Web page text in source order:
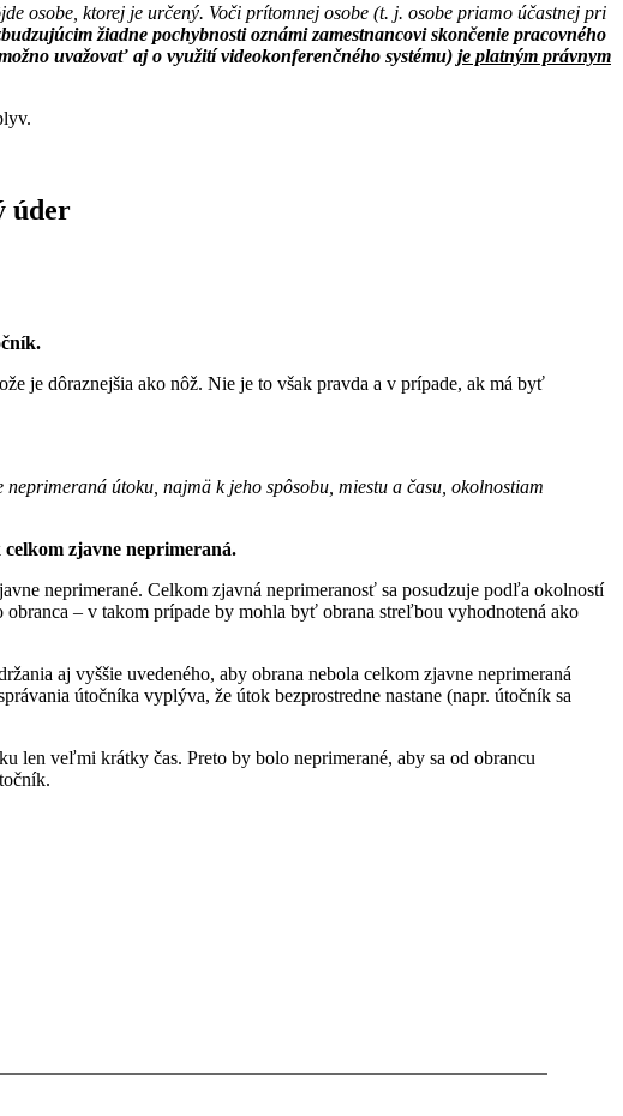
osobe, ktorej je určený. Voči prítomnej osobe (t. j. osobe priamo účastnej pri
žiadne pochybnosti oznámi zamestnancovi skončenie pracovného
uvažovať aj o využití videokonferenčného systému) je platným právnym
úder
je dôraznejšia ako nôž. Nie je to však pravda a v prípade, ak má byť
útoku, najmä k jeho spôsobu, miestu a času, okolnostiam
zjavne neprimeraná.
neprimerané. Celkom zjavná neprimeranosť sa posudzuje podľa okolností
– v takom prípade by mohla byť obrana streľbou vyhodnotená ako
aj vyššie uvedeného, aby obrana nebola celkom zjavne neprimeraná
útočníka vyplýva, že útok bezprostredne nastane (napr. útočník sa
len veľmi krátky čas. Preto by bolo neprimerané, aby sa od obrancu